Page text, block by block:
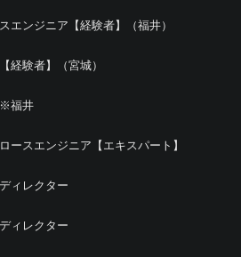
エンジニア【経験者】（福井）
経験者】（宮城）
※福井
ースエンジニア【エキスパート】
ィレクター
ィレクター